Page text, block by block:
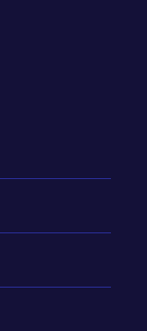
beide
is
met